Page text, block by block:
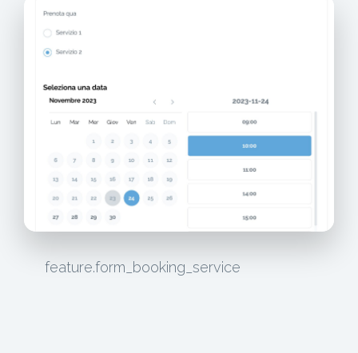
feature.form_booking_service